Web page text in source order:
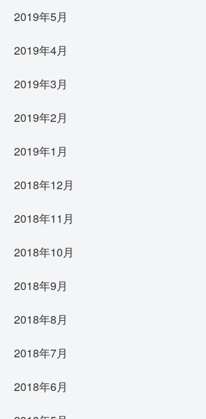
2019年5月
2019年4月
2019年3月
2019年2月
2019年1月
2018年12月
2018年11月
2018年10月
2018年9月
2018年8月
2018年7月
2018年6月